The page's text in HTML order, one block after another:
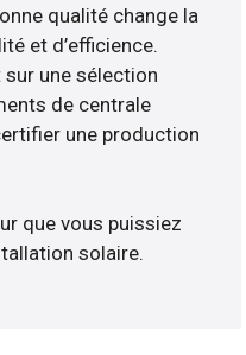
qualité change la
et d’efficience.
sur une sélection
de centrale
une production
que vous puissiez
solaire.